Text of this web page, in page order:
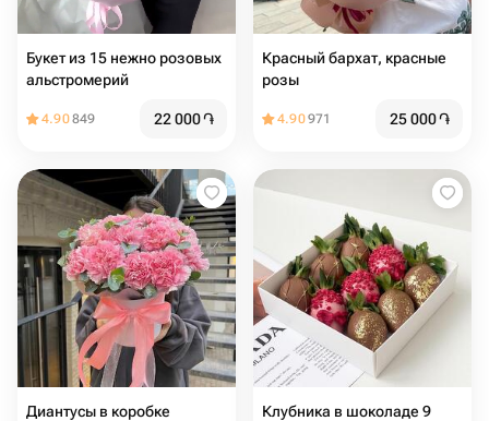
Букет из 15 нежно розовых
альстромерий
4.90849 22 000֏
Красный бархат️, красные
розы
4.90971 25 000֏
Диантусы в коробке
Клубника в шоколаде 9